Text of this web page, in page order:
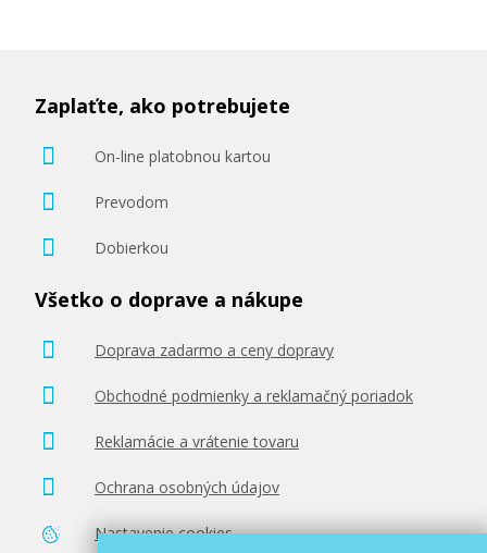
Zaplaťte, ako potrebujete
On-line platobnou kartou
Prevodom
Dobierkou
Všetko o doprave a nákupe
Doprava zadarmo a ceny dopravy
Obchodné podmienky a reklamačný poriadok
Reklamácie a vrátenie tovaru
Ochrana osobných údajov
Nastavenie cookies